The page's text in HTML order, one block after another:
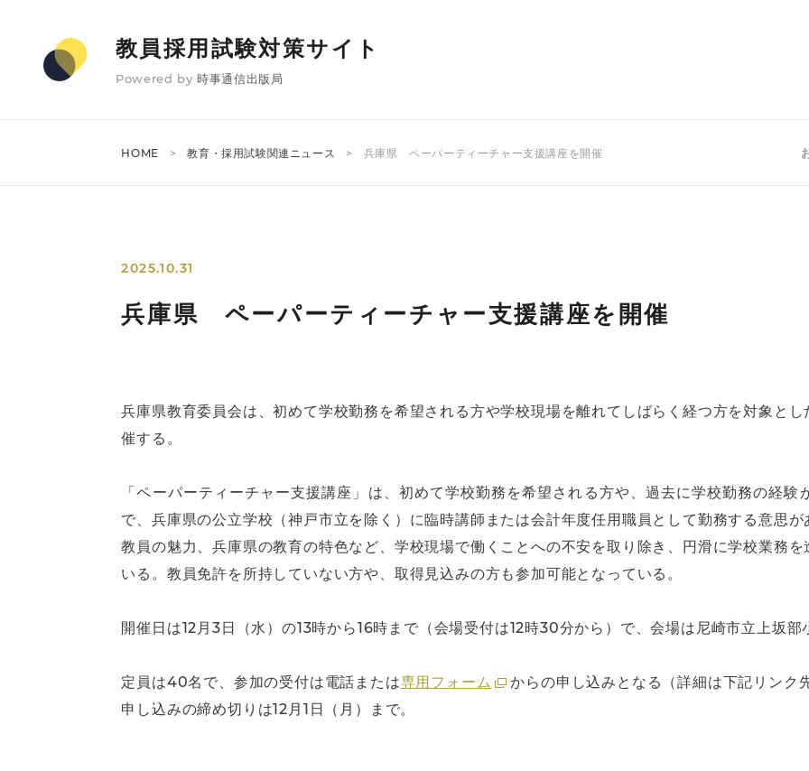
教員採用試験対策サイト
Powered by 時事通信出版局
HOME 教育・採用試験関連ニュース 兵庫県 ペーパーティーチャー支援講座を開催
2025.10.31
兵庫県 ペーパーティーチャー支援講座を開催
兵庫県教育委員会は、初めて学校勤務を希望される方や学校現場を離れてしばらく経つ方を対象と
催する。
「ペーパーティーチャー支援講座」は、初めて学校勤務を希望される方や、過去に学校勤務の経
で、兵庫県の公立学校（神戸市立を除く）に臨時講師または会計年度任用職員として勤務する意思
教員の魅力、兵庫県の教育の特色など、学校現場で働くことへの不安を取り除き、円滑に学校業務
いる。教員免許を所持していない方や、取得見込みの方も参加可能となっている。
開催日は12月3日（水）の13時から16時まで（会場受付は12時30分から）で、会場は尼崎市立上坂部
定員は40名で、参加の受付は電話または専用フォーム
からの申し込みとなる（詳細は下記リンク
申し込みの締め切りは12月1日（月）まで。